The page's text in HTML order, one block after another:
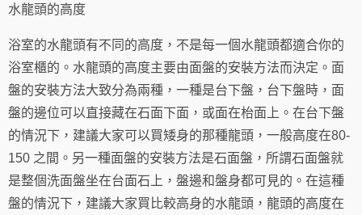
水龍頭的高度
浴室的水龍頭有不同的高度，不是每一個水龍頭都適合你的
浴室櫃的。水龍頭的高度主要由面盤的安裝方法而決定。面
盤的安裝方法大致分為兩種，一種是台下盤，台下盤時，面
盤的邊位可以直接藏在石面下面，或面在枱面上。在台下盤
的情況下，建議大家可以買矮身的那種龍頭，一般高度在80-
150 之間。另一種面盤的安裝方法是石面盤，所謂石面盤就
是整個洗面盤坐在台面石上，盤邊和盤身都可見的。在這種
盤的情況下，建議大家買比較高身的水龍頭，龍頭的高度在